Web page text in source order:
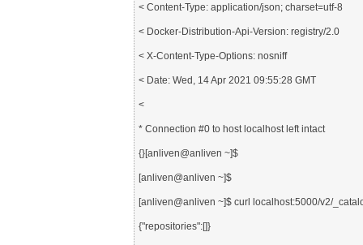
< Content-Type: application/json; charset=utf-8
< Docker-Distribution-Api-Version: registry/2.0
< X-Content-Type-Options: nosniff
< Date: Wed, 14 Apr 2021 09:55:28 GMT
<
* Connection #0 to host localhost left intact
{}[anliven@anliven ~]$
[anliven@anliven ~]$
[anliven@anliven ~]$ curl localhost:5000/v2/
{"repositories":[]}